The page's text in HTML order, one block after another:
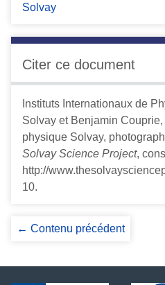
Solvay
Citer ce document
Instituts Internationaux de
Solvay et Benjamin
physique Solvay,
Solvay Science Project,
http://
10.
← Contenu précédent